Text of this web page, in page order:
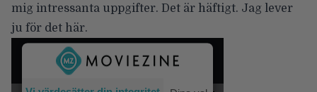
mig intressanta uppgifter. Det är häftigt. Jag lever
ju för det här.